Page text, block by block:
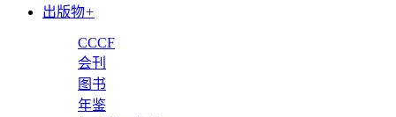
出版物+
CCCF
会刊
图书
年鉴